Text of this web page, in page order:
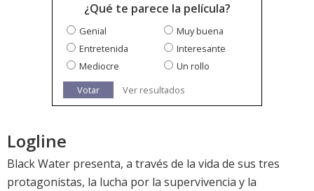
¿Qué te parece la película?
Genial
Muy buena
Entretenida
Interesante
Mediocre
Un rollo
Votar
Ver resultados
Logline
Black Water presenta, a través de la vida de sus tres
protagonistas, la lucha por la supervivencia y la